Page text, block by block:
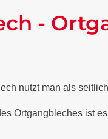
-
nutzt man als
Ortgangbleches ist